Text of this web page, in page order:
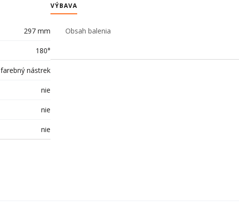
297 mm
180°
farebný nástrek
nie
nie
nie
VÝBAVA
Obsah balenia